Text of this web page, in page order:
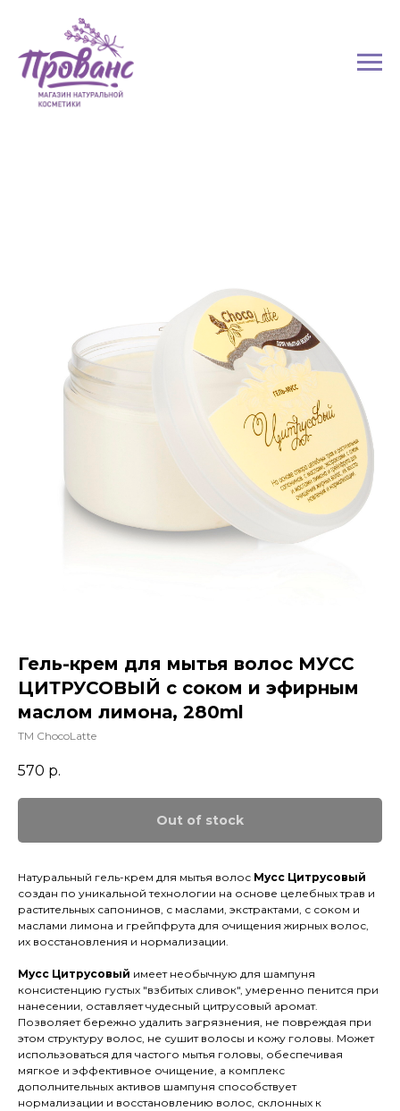
Гель-крем для мытья волос МУСС
ЦИТРУСОВЫЙ с соком и эфирным
маслом лимона, 280ml
TM ChocoLatte
570 р.
Out of stock
Натуральный гель-крем для мытья волос Мусс Цитрусовый
создан по уникальной технологии на основе целебных трав и
растительных сапонинов, с маслами, экстрактами, с соком и
маслами лимона и грейпфрута для очищения жирных волос,
их восстановления и нормализации.
Мусс Цитрусовый имеет необычную для шампуня
консистенцию густых "взбитых сливок", умеренно пенится при
нанесении, оставляет чудесный цитрусовый аромат.
Позволяет бережно удалить загрязнения, не повреждая при
этом структуру волос, не сушит волосы и кожу головы. Может
использоваться для частого мытья головы, обеспечивая
мягкое и эффективное очищение, а комплекс
дополнительных активов шампуня способствует
нормализации и восстановлению волос, склонных к